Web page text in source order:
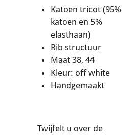
Katoen tricot (95%
katoen en 5%
elasthaan)
Rib structuur
Maat 38, 44
Kleur: off white
Handgemaakt
Twijfelt u over de